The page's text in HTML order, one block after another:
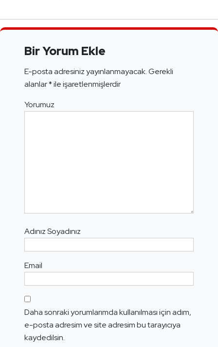
Bir Yorum Ekle
E-posta adresiniz yayınlanmayacak.Gerekli
alanlar*ile işaretlenmişlerdir
Yorumuz
Adınız Soyadınız
Email
Daha sonraki yorumlarımda kullanılması için adım,
e-posta adresim ve site adresim bu tarayıcıya
kaydedilsin.